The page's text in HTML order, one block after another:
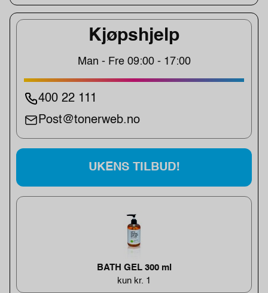
Kjøpshjelp
Man - Fre 09:00 - 17:00
400 22 111
Post@tonerweb.no
UKENS TILBUD!
BATH GEL 300 ml
kun kr. 1